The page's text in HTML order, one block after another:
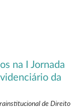
de Direito